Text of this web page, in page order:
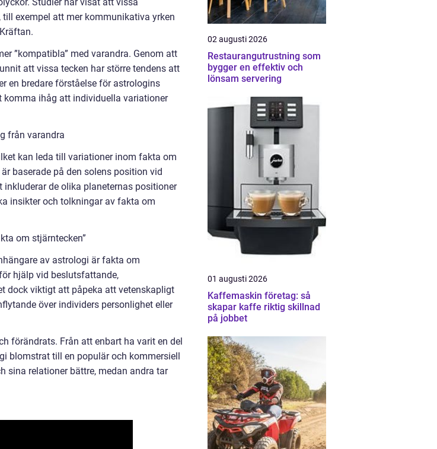
Studier har visat att vissa
exempel att mer kommunikativa yrken
”kompatibla” med varandra. Genom att
att vissa tecken har större tendens att
en bredare förståelse för astrologins
komma ihåg att individuella variationer
från varandra
kan leda till variationer inom fakta om
baserade på den solens position vid
de olika planeternas positioner
insikter och tolkningar av fakta om
om stjärntecken”
av astrologi är fakta om
hjälp vid beslutsfattande,
dock viktigt att påpeka att vetenskapligt
över individers personlighet eller
förändrats. Från att enbart ha varit en del
blomstrat till en populär och kommersiell
sina relationer bättre, medan andra tar
02 augusti 2026
Restaurangutrustning som
bygger en effektiv och
lönsam servering
01 augusti 2026
Kaffemaskin företag: så
skapar kaffe riktig skillnad
på jobbet